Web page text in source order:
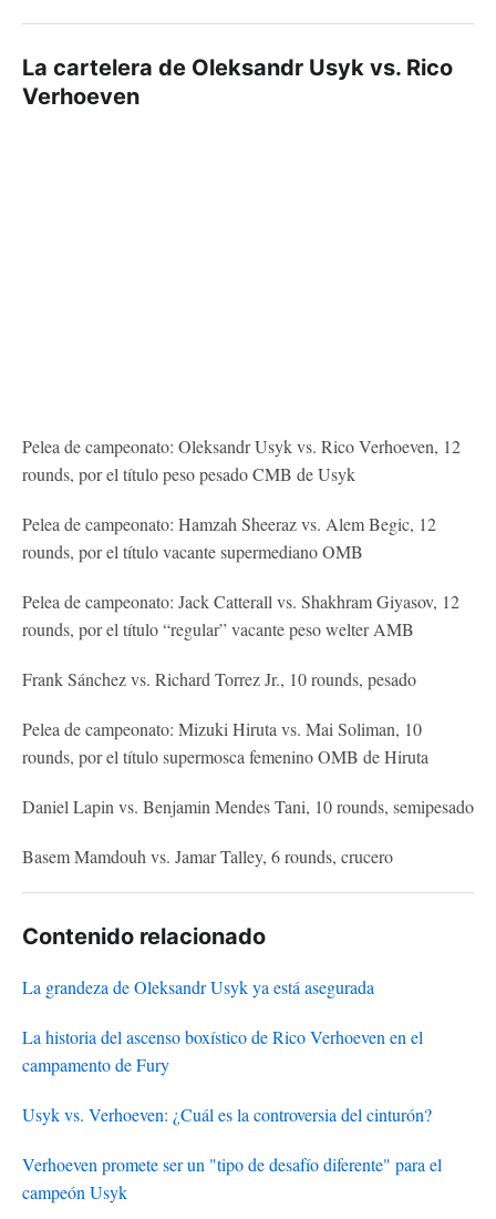
La cartelera de Oleksandr Usyk vs. Rico
Verhoeven
Pelea de campeonato: Oleksandr Usyk vs. Rico Verhoeven, 12
rounds, por el título peso pesado CMB de Usyk
Pelea de campeonato: Hamzah Sheeraz vs. Alem Begic, 12
rounds, por el título vacante supermediano OMB
Pelea de campeonato: Jack Catterall vs. Shakhram Giyasov, 12
rounds, por el título “regular” vacante peso welter AMB
Frank Sánchez vs. Richard Torrez Jr., 10 rounds, pesado
Pelea de campeonato: Mizuki Hiruta vs. Mai Soliman, 10
rounds, por el título supermosca femenino OMB de Hiruta
Daniel Lapin vs. Benjamin Mendes Tani, 10 rounds, semipesado
Basem Mamdouh vs. Jamar Talley, 6 rounds, crucero
Contenido relacionado
La grandeza de Oleksandr Usyk ya está asegurada
La historia del ascenso boxístico de Rico Verhoeven en el
campamento de Fury
Usyk vs. Verhoeven: ¿Cuál es la controversia del cinturón?
Verhoeven promete ser un "tipo de desafío diferente" para el
campeón Usyk